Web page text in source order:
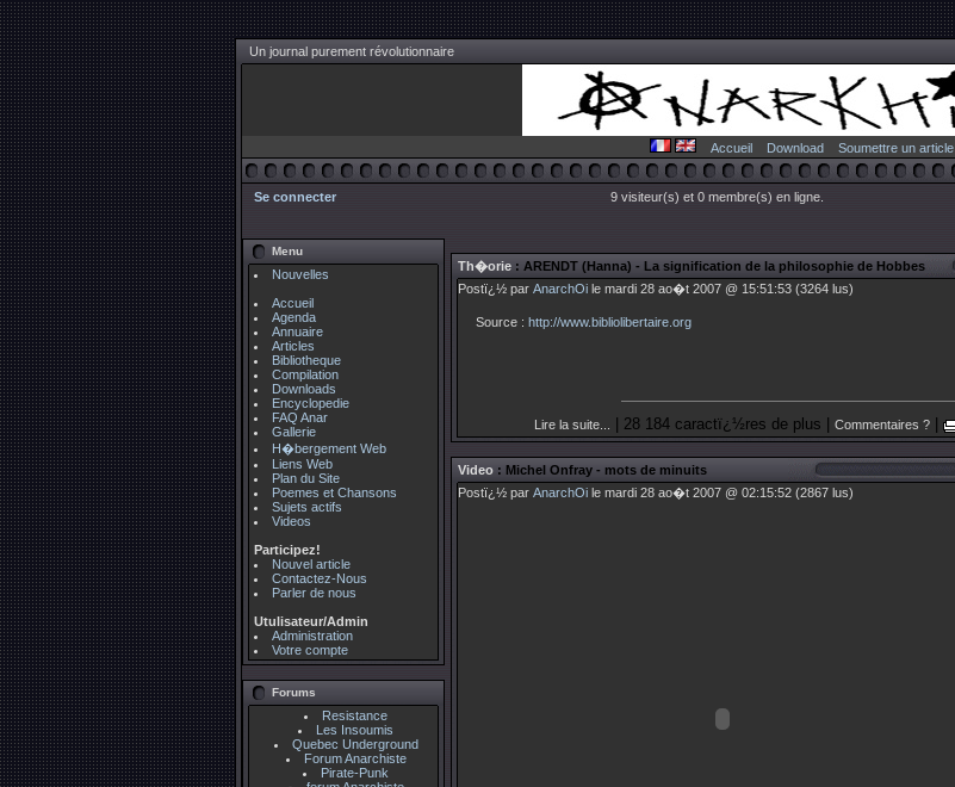
Un journal purement révolutionnaire
Accueil Download Soumettre un article
Se connecter 9 visiteur(s) et 0 membre(s) en ligne.
Menu
Nouvelles
Accueil
Agenda
Annuaire
Articles
Bibliotheque
Compilation
Downloads
Encyclopedie
FAQ Anar
Gallerie
H�bergement Web
Liens Web
Plan du Site
Poemes et Chansons
Sujets actifs
Videos
Participez!
Nouvel article
Contactez-Nous
Parler de nous
Utulisateur/Admin
Administration
Votre compte
Forums
Resistance
Les Insoumis
Quebec Underground
Forum Anarchiste
Pirate-Punk
Th�orie : ARENDT (Hanna) - La signification de la philosophie de Hobbes
Postï¿½ par AnarchOi le mardi 28 ao�t 2007 @ 15:51:53 (3264 lus)
Source : http://www.bibliolibertaire.org
Lire la suite... | 28 184 caractï¿½res de plus | Commentaires ?
Video : Michel Onfray - mots de minuits
Postï¿½ par AnarchOi le mardi 28 ao�t 2007 @ 02:15:52 (2867 lus)